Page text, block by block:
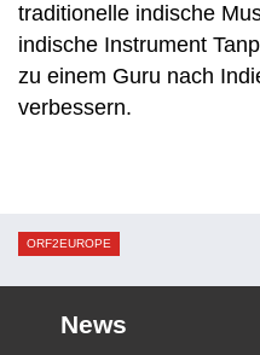
traditionelle indische
indische Instrument
zu einem Guru nach
verbessern.
ORF2EUROPE
News